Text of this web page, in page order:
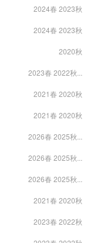
2024春 2023秋
2024春 2023秋
2020秋
2023春 2022秋...
2021春 2020秋
2021春 2020秋
2026春 2025秋...
2026春 2025秋...
2026春 2025秋...
2021春 2020秋
2023春 2022秋